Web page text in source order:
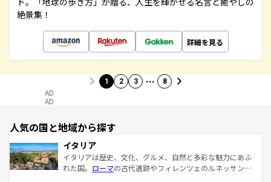
絶景集！
詳細を見る
1 2 3 … 8
AD
AD
人気の国と地域から探す
イタリア
イタリアは歴史、文化、グルメ、自然と多彩な魅力にあふ
れた国。 ローマの古代遺跡やフィレンツェのルネッサンス